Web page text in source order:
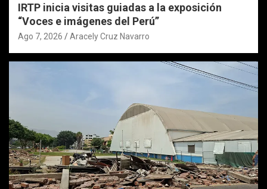
IRTP inicia visitas guiadas a la exposición
“Voces e imágenes del Perú”
Ago 7, 2026 Aracely Cruz Navarro